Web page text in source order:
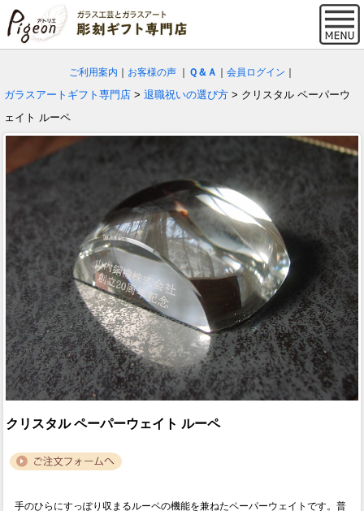
ご利用案内 お客様の声 Ｑ＆Ａ 会員ログイン
ガラスアートギフト専門店 > 退職祝いの選び方 > クリスタル ペーパーウ
ェイト ルーペ
クリスタル ペーパーウェイト ルーペ
手のひらにすっぽり収まるルーペの機能を兼ねたペーパーウェイトです。普